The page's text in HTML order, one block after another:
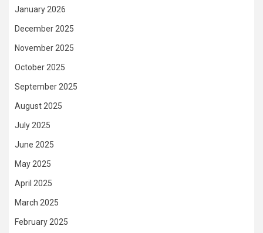
January 2026
December 2025
November 2025
October 2025
September 2025
August 2025
July 2025
June 2025
May 2025
April 2025
March 2025
February 2025